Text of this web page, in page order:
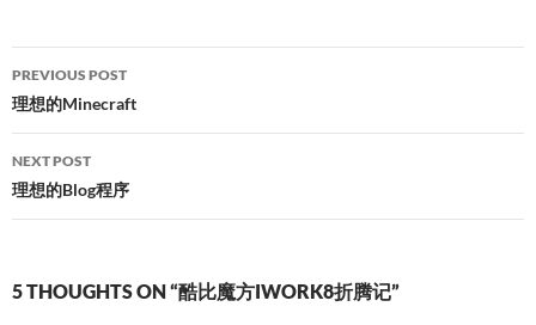
Post
navigation
PREVIOUS POST
理想的Minecraft
NEXT POST
理想的Blog程序
5 THOUGHTS ON “酷比魔方IWORK8折腾记”